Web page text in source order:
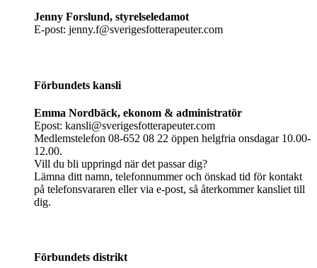
Jenny Forslund, styrelseledamot
E-post: jenny.f@sverigesfotterapeuter.com
Förbundets kansli
Emma Nordbäck, ekonom & administratör
Epost: kansli@sverigesfotterapeuter.com
Medlemstelefon 08-652 08 22 öppen helgfria onsdagar 10.00-
12.00.
Vill du bli uppringd när det passar dig?
Lämna ditt namn, telefonnummer och önskad tid för kontakt
på telefonsvararen eller via e-post, så återkommer kansliet till
dig.
Förbundets distrikt